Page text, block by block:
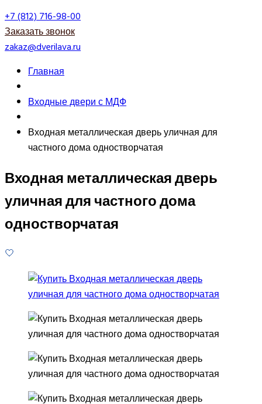
+7 (812) 716-98-00
Заказать звонок
zakaz@dverilava.ru
Главная
Входные двери с МДФ
Входная металлическая дверь уличная для
частного дома одностворчатая
Входная металлическая дверь
уличная для частного дома
одностворчатая